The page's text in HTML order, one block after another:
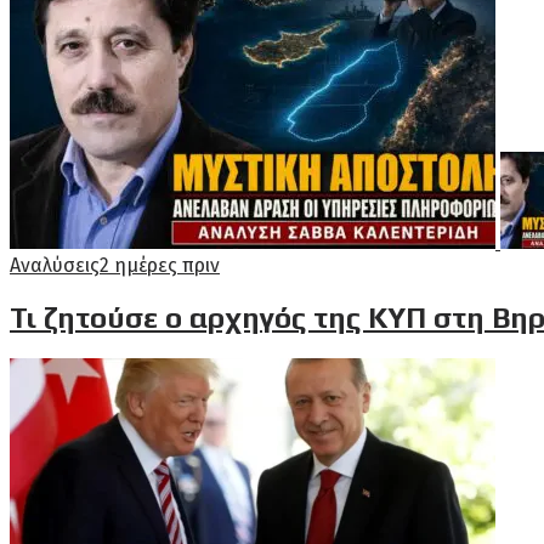
Αναλύσεις2 ημέρες πριν
Τι ζητούσε ο αρχηγός της ΚΥΠ στη